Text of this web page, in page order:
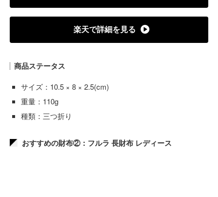
楽天で詳細を見る
商品ステータス
サイズ：10.5 × 8 × 2.5(cm)
重量：110g
種類：三つ折り
おすすめの財布②：フルラ 長財布 レディース